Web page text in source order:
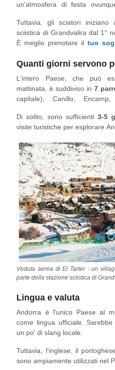
un'atmosfera di festa
Spagna scendono sulle piste
invernali come lo sleddog, lo
di igloo e le ciaspole a El
Tuttavia, gli sciatori iniziano
sciistica di Grandvalira dal 1°
È meglio prenotare il tuo
Quanti giorni servono
L'intero Paese, che può
mattinata, è suddiviso in7
capitale), Canillo, Encamp,
Encamp e La Massana sono
sciistiche di Andorra:
Di solito, sono sufficienti3-5
visite turistiche per esplorare
Veduta aerea di El Tarter - un
parte della stazione sciistica di
Lingua e valuta
Andorra è l'unico Paese al
come lingua ufficiale.
un po' di slang locale.
Tuttavia, l'inglese, il
sono ampiamente utilizzati nel